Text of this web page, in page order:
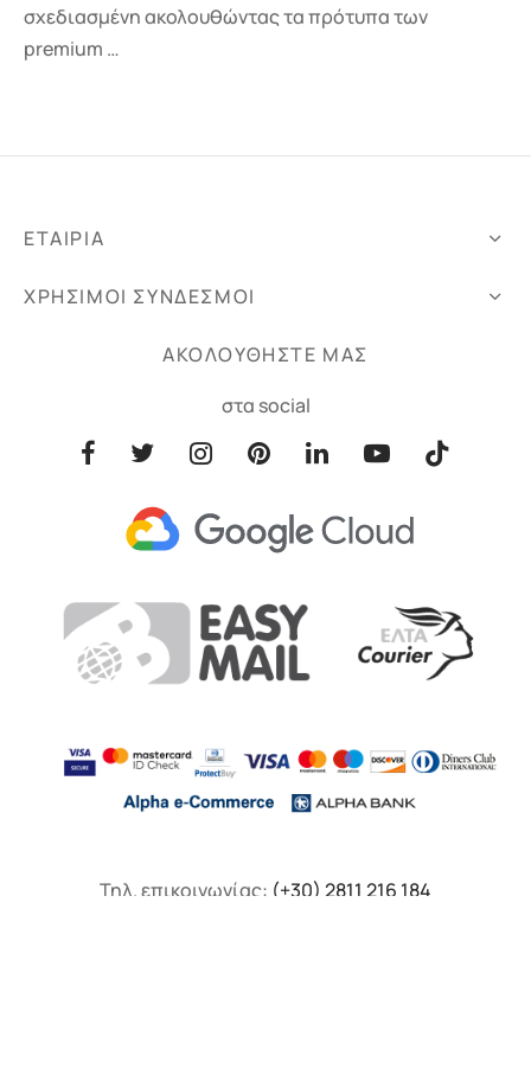
σχεδιασμένη ακολουθώντας τα πρότυπα των
premium …
ΕΤΑΙΡΙΑ
ΧΡΗΣΙΜΟΙ ΣΥΝΔΕΣΜΟΙ
ΑΚΟΛΟΥΘΗΣΤΕ ΜΑΣ
στα social
Τηλ. επικοινωνίας: (+30) 2811 216 184